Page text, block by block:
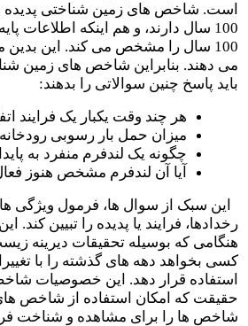
است. شاخص های زمین شناختی پدیده
100 سال دارند، و هم اینکه
100 سال را مشخص می کند. این
می دهند. بنابراین شاخص های زمین
باید پاسخ چنین سوالاتی را بدهند:
هر چند وقت یکبار یک فرایند
میزان حمل بار رسوبی
چگونه یک لندفرم منفرد به
آیا آن لندفرم مشخص هنوز
این سبک از سوال ها، فرمول ویژگی
رخدادها، فرایند یا پدیده را تبیین
هنگامی که بوسیله تحقیقات دیرینه
کسی بخواهد دهه های گذشته را با
استفاده قرار دهد. این خصوصیات
حقیقت که امکان استفاده از شاخص
شاخص ها را برای مشاهده و شناخت